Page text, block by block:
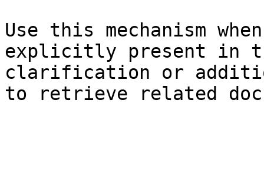
Use this mechanism
explicitly present in
clarification or